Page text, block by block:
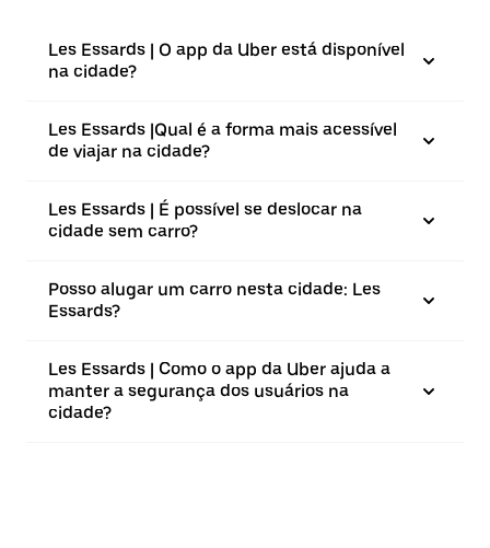
Les Essards | O app da Uber está disponível
na cidade?
Les Essards |⁠Qual é a forma mais acessível
de viajar na cidade?
Les Essards | É possível se deslocar na
cidade sem carro?
Posso alugar um carro nesta cidade: Les
Essards?
Les Essards | Como o app da Uber ajuda a
manter a segurança dos usuários na
cidade?